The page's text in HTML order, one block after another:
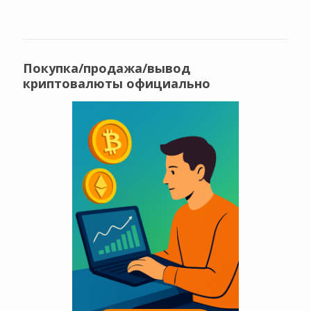
Покупка/продажа/вывод
криптовалюты официально